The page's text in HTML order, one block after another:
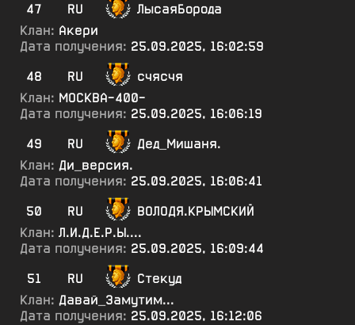
47
RU
ЛысаяБорода
Клан: Акери
Дата получения: 25.09.2025, 16:02:59
48
RU
счясчя
Клан: МОСКВА-400-
Дата получения: 25.09.2025, 16:06:19
49
RU
Дед_Мишаня.
Клан: Ди_версия.
Дата получения: 25.09.2025, 16:06:41
50
RU
ВОЛОДЯ.КРЫМСКИЙ
Клан: Л.И.Д.Е.Р.Ы....
Дата получения: 25.09.2025, 16:09:44
51
RU
Стекуд
Клан: Давай_Замутим...
Дата получения: 25.09.2025, 16:12:06